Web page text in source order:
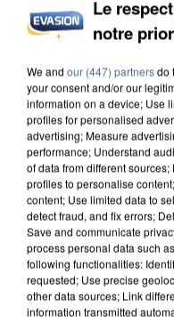
UNE TOURISTE DE
Le
notre
We and our (447) partnersdo
your consent and/or our
information on a device; Use
profiles for personalised
advertising; Measure
performance; Understand
of data from different
profiles to personalise
content; Use limited data to
detect fraud, and fix errors;
Save and communicate
process personal data such
following functionalities:
requested; Use precise
other data sources; Link
information transmitted